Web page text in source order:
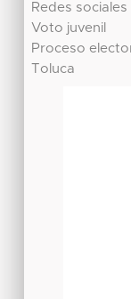
Redes sociales
Voto juvenil
Proceso
Toluca